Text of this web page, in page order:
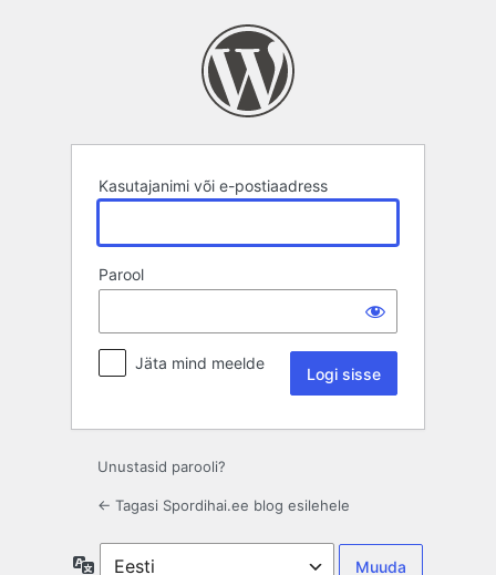
Kasutajanimi või e-postiaadress
Parool
Jäta mind meelde
Unustasid parooli?
← Tagasi Spordihai.ee blog esilehele
Keel